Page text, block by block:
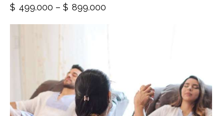
$ 499.000 – $ 899.000